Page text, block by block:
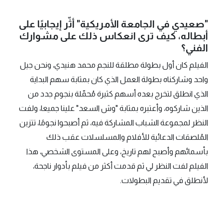
"صعيدي في الجامعة الأمريكية" أثّر إيجابيًا على
أبطاله، كيف ترى انعكاس ذلك على مشوارك
الفني؟
الفيلم كان أول بطولة مطلقة للنجم محمد هنيدي، ونحن جيل
واحد وشاركناه بطولة العمل الذي كان بمثابة سهم البداية
الذي انطلق لتخرج بعده أسهم كثيرة مُحمّلة بنجوم جدد من
الذين شاركوه، وأعتبره بمثابة "وش السعد" علينا جميعا، ولفت
النظر لمجموعة الشباب المشاركة فيه، ثم أصبحوا نجومًا، تتزين
المُلصقات الدعائية للأفلام والمسلسلات عقب ذلك
بأسمائهم وأصبح لهم تاريخ، وعلى المستوى الشخصي، هذا
الفيلم لفت النظر لي ثم قدمت أكثر من فيلم بأدوار ناجحة،
لأنطلق في تقديم البطولات.